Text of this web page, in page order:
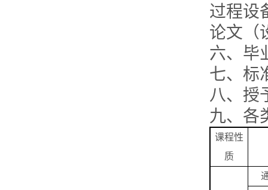
过程设
论文（
六、毕
七、标
八、授
九、各
课程性
质